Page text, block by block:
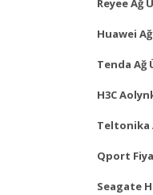
Reyee Ağ
Huawei
Tenda Ağ
H3C
Teltonika
Qport
Seagate